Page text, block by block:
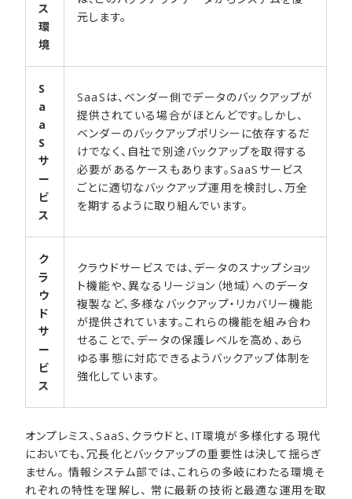
ス
環
境
元します。
S
a
a
S
サ
ー
ビ
ス
SaaSは、ベンダー側でデータのバックアップが
提供されている場合がほとんどです。しかし、
ベンダーのバックアップポリシーに依存するだ
けでなく、自社で別途バックアップを取得する
必要があるケースもあります。SaaSサービス
ごとに適切なバックアップ運用を検討し、万全
を期するように取り組んでいます。
ク
ラ
ウ
ド
サ
ー
ビ
ス
クラウドサービスでは、データのスナップショッ
ト機能や、異なるリージョン（地域）へのデータ
複製など、多様なバックアップ・リカバリー機能
が提供されています。これらの機能を組み合わ
せることで、データの保護レベルを高め、あら
ゆる事態に対応できるようバックアップ体制を
強化しています。
オンプレミス、SaaS、クラウドと、IT環境が多様化する現代
においても、冗長化とバックアップの重要性は決して揺らぎ
ません。 情報システム部では、これらの多岐にわたる環境そ
れぞれの特性を理解し、 常に最新の技術と最適な運用を取